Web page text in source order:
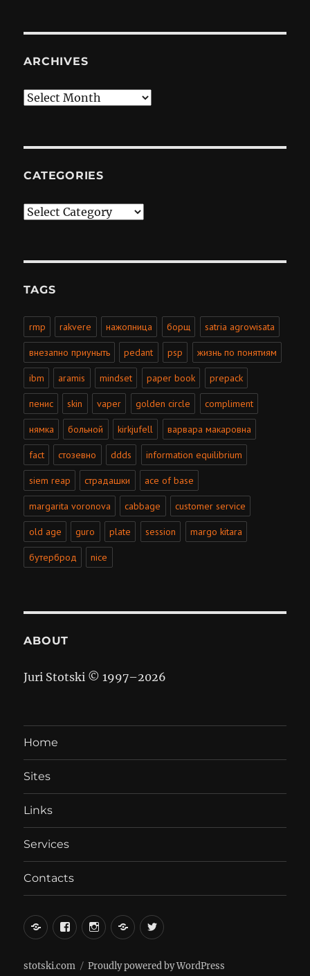
ARCHIVES
Archives
CATEGORIES
Categories
TAGS
rmp rakvere нажопница борщ satria agrowisata
внезапно приуныть pedant psp жизнь по понятиям
ibm aramis mindset paper book prepack
пенис skin vaper golden circle compliment
нямка больной kirkjufell варвара макаровна
fact стозевно ddds information equilibrium
siem reap страдашки ace of base
margarita voronova cabbage customer service
old age guro plate session margo kitara
бутерброд nice
ABOUT
Juri Stotski © 1997–2026
Home
Sites
Links
Services
Contacts
вКонтакте
FacebookInstagramLiveJournal
Twitter
stotski.com Proudly powered by WordPress